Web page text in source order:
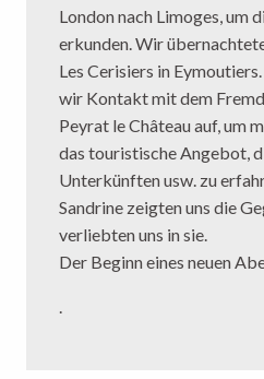
London nach Limoges, um
erkunden. Wir
Les Cerisiers in
wir Kontakt mit dem
Peyrat le Château auf, um
das touristische Angebot,
Unterkünften usw. zu
Sandrine zeigten uns die
verliebten uns in sie.
Der Beginn eines neuen